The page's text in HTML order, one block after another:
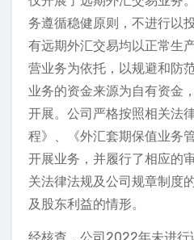
务遵循稳健原则，不进行以
有远期外汇交易均以正常生
营业务为依托，以规避和防
业务的资金来源为自有资金
开展。公司严格按照相关法
程》、《外汇套期保值业务
开展业务，并履行了相应的
关法律法规及公司规章制度
及股东利益的情形。